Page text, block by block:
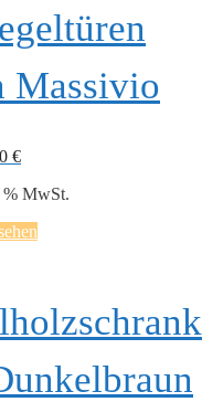
Massivio
€
MwSt.